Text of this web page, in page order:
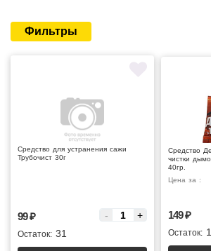
Фильтры
Средство для устранения сажи
Трубочист 30г
99₽ - +
Остаток: 31
Средство
чистки
40гр.
Цена за :
149₽
Остаток: